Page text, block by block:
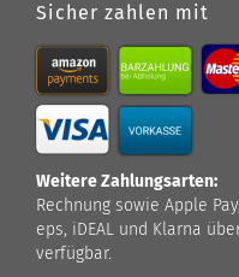
Sicher zahlen mit
Weitere Zahlungsarten:
Rechnung sowie Apple
eps, iDEAL und Klarna
verfügbar.